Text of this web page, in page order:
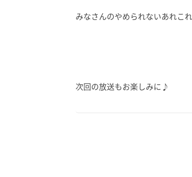
みなさんのやめられないあれこ
次回の放送もお楽しみに♪